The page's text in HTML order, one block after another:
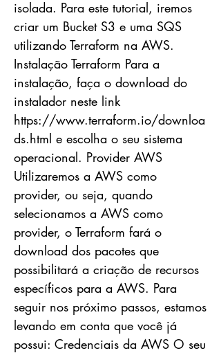
isolada. Para este tutorial, iremos
criar um Bucket S3 e uma SQS
utilizando Terraform na AWS.
Instalação Terraform Para a
instalação, faça o download do
instalador neste link
https://www.terraform.io/downloa
ds.html e escolha o seu sistema
operacional. Provider AWS
Utilizaremos a AWS como
provider, ou seja, quando
selecionamos a AWS como
provider, o Terraform fará o
download dos pacotes que
possibilitará a criação de recursos
específicos para a AWS. Para
seguir nos próximo passos, estamos
levando em conta que você já
possui: Credenciais da AWS O seu